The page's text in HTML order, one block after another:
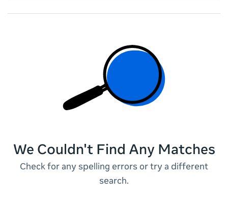
We Couldn't Find Any Matches
Check for any spelling errors or try a different
search.